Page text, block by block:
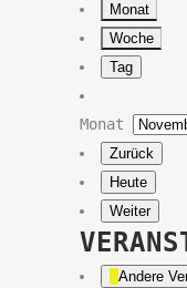
Monat
Woche
Tag
Monat
Zurück
Heute
Weiter
Andere